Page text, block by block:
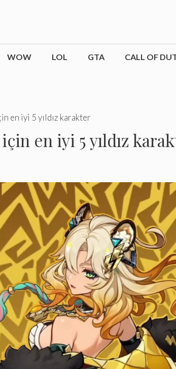
WOW LOL GTA CALL OF
en iyi 5 yıldız karakter
en iyi 5 yıldız